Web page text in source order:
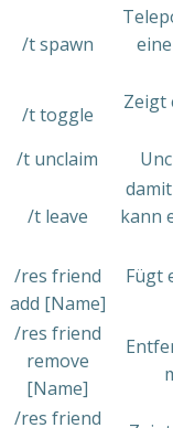
/t spawn
/t toggle
Zeigt
/t unclaim
/t leave
kann
/res friend
add [Name]
Fügt
/res friend
remove
[Name]
/res friend